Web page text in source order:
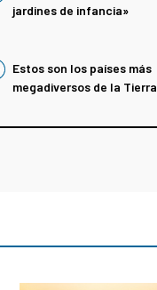
jardines de infancia»
Estos son los países más
megadiversos de la Tierra